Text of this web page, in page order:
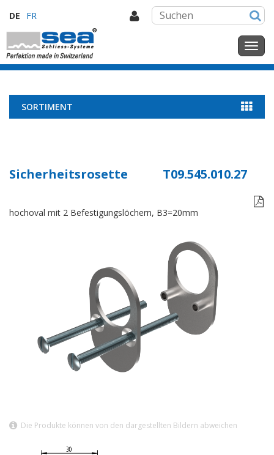
DE FR
SORTIMENT
Sicherheitsrosette T09.545.010.27

hochoval mit 2 Befestigungslöchern, B3=20mm
Die Produkte können von den dargestellten Bildern abweichen